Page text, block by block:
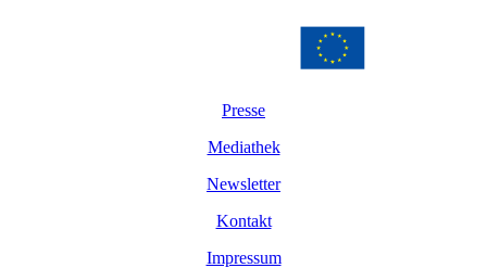
Presse
Mediathek
Newsletter
Kontakt
Impressum